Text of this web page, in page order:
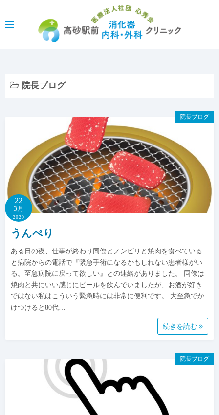
テ
院長ブログ
院長ブログ
22
3月
2020
うんぺり
ある日の夜、仕事が終わり同僚とノンビリと焼肉を食べている
と病院からの電話で『緊急手術になるかもしれない患者様がい
る。至急病院に戻って欲しい』との連絡がありました。 同僚は
焼肉と共にいい感じにビールを飲んでいましたが、お酒が好き
ではない私はこういう緊急時には非常に便利です。 大至急でか
けつけると80代…
続きを読む
院長ブログ